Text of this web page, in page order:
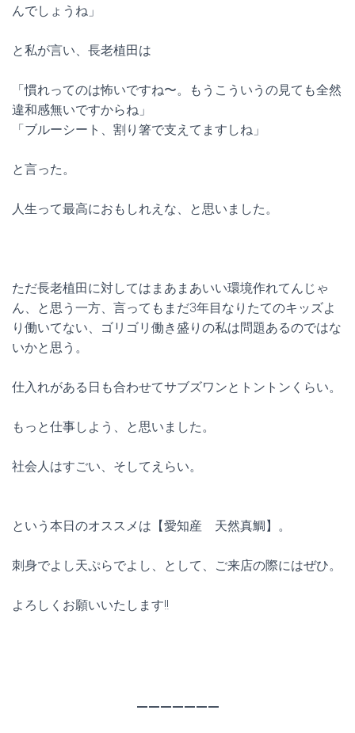
んでしょうね」
と私が言い、長老植田は
「慣れってのは怖いですね〜。もうこういうの見ても全然
違和感無いですからね」
「ブルーシート、割り箸で支えてますしね」
と言った。
人生って最高におもしれえな、と思いました。
ただ長老植田に対してはまあまあいい環境作れてんじゃ
ん、と思う一方、言ってもまだ3年目なりたてのキッズよ
り働いてない、ゴリゴリ働き盛りの私は問題あるのではな
いかと思う。
仕入れがある日も合わせてサブズワンとトントンくらい。
もっと仕事しよう、と思いました。
社会人はすごい、そしてえらい。
という本日のオススメは【愛知産 天然真鯛】。
刺身でよし天ぷらでよし、として、ご来店の際にはぜひ。
よろしくお願いいたします!!
———————